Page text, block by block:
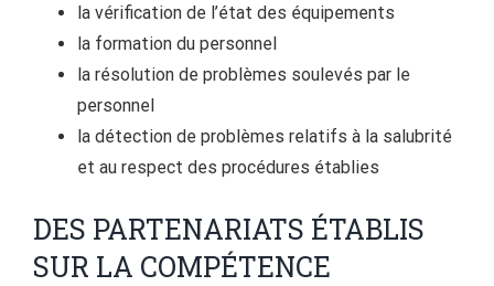
la vérification de l’état des équipements
la formation du personnel
la résolution de problèmes soulevés par le
personnel
la détection de problèmes relatifs à la salubrité
et au respect des procédures établies
DES PARTENARIATS ÉTABLIS
SUR LA COMPÉTENCE